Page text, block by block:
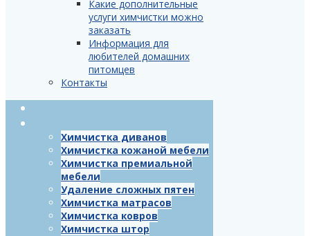
Какие дополнительные
услуги химчистки можно
заказать
Информация для
любителей домашних
питомцев
Контакты
Химчистка диванов
Химчистка кожаной мебели
Химчистка премиальной
мебели
Удаление сложных пятен
Химчистка матрасов
Химчистка ковров
Химчистка штор